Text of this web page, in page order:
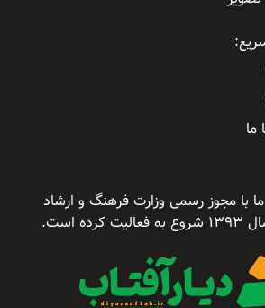
ما
ما با مجوز رسمی وزارت فرهنگ و ارشاد
است.